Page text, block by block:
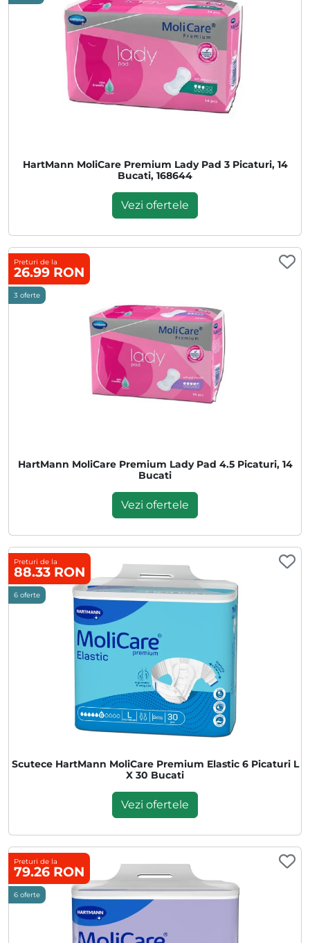
HartMann MoliCare Premium Lady Pad 3 Picaturi, 14
Bucati, 168644
Vezi ofertele
HartMann MoliCare Premium Lady Pad 4.5 Picaturi, 14
Bucati
Preturi de la
26.99 RON
3 oferte
Vezi ofertele
Scutece HartMann MoliCare Premium Elastic 6 Picaturi L
X 30 Bucati
Preturi de la
88.33 RON
6 oferte
Vezi ofertele
Preturi de la
79.26 RON
6 oferte